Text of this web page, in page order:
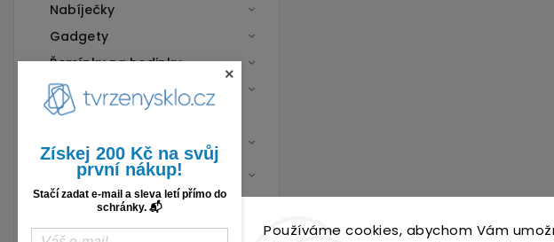
Používáme cookies, abychom Vám
Nabíječky
Gadgety
Řemínky na hodinky
Sluchátka
Držáky
Výprodej
APPLE SERVIS
iPhone
Apple Watch
×
Získej 200 Kč na svůj
první nákup!
Stačí zadat e-mail a sleva letí přímo do
schránky. 📬